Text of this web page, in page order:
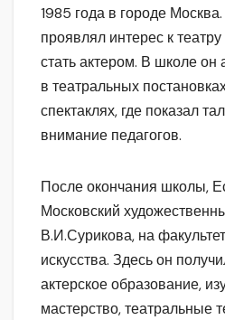
1985 года в городе
проявлял интерес к
стать актером. В школе он
в театральных
спектаклях, где показал
внимание педагогов.
После окончания школы,
Московский
В.И.Сурикова, на
искусства. Здесь он
актерское образование,
мастерство, театральные